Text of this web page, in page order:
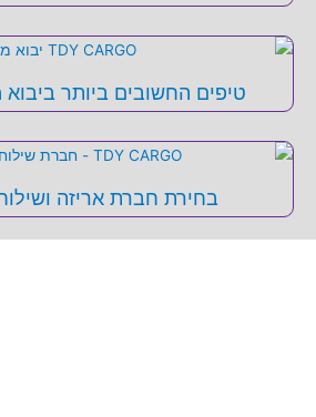
טיפים החשובים ביותר ביבוא
בחירת חברת אריזה